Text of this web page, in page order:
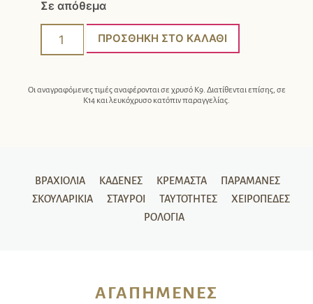
Σε απόθεμα
ΠΡΟΣΘΉΚΗ ΣΤΟ ΚΑΛΆΘΙ
Οι αναγραφόμενες τιμές αναφέρονται σε χρυσό Κ9. Διατίθενται επίσης, σε
Κ14 και λευκόχρυσο κατόπιν παραγγελίας.
ΒΡΑΧΙΌΛΙΑ ΚΑΔΈΝΕΣ ΚΡΕΜΑΣΤΆ
ΠΑΡΑΜΆΝΕΣ
ΣΚΟΥΛΑΡΊΚΙΑ
ΣΤΑΥΡΟΊ ΤΑΥΤΌΤΗΤΕΣ
ΧΕΙΡΟΠΈΔΕΣ
ΡΟΛΌΓΙΑ
ΑΓΑΠΗΜΈΝΕΣ